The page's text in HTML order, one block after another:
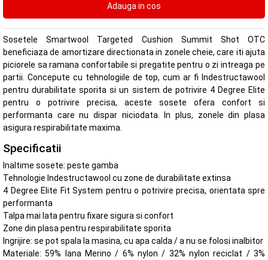
Sosetele Smartwool Targeted Cushion Summit Shot OTC
beneficiaza de amortizare directionata in zonele cheie, care iti ajuta
piciorele sa ramana confortabile si pregatite pentru o zi intreaga pe
partii. Concepute cu tehnologiile de top, cum ar fi Indestructawool
pentru durabilitate sporita si un sistem de potrivire 4 Degree Elite
pentru o potrivire precisa, aceste sosete ofera confort si
performanta care nu dispar niciodata. In plus, zonele din plasa
asigura respirabilitate maxima.
Specificatii
Inaltime sosete: peste gamba
Tehnologie Indestructawool cu zone de durabilitate extinsa
4 Degree Elite Fit System pentru o potrivire precisa, orientata spre
performanta
Talpa mai lata pentru fixare sigura si confort
Zone din plasa pentru respirabilitate sporita
Ingrijire: se pot spala la masina, cu apa calda / a nu se folosi inalbitor
Materiale: 59% lana Merino / 6% nylon / 32% nylon reciclat / 3%